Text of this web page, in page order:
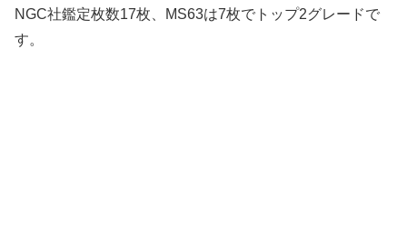
NGC社鑑定枚数17枚、MS63は7枚でトップ2グレードで
す。